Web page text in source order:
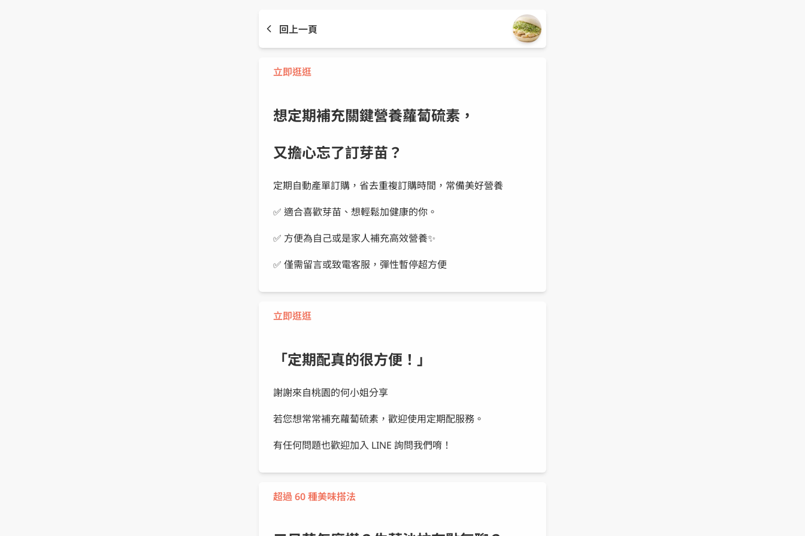
回上一頁
立即逛逛
想定期補充關鍵營養蘿蔔硫素，
又擔心忘了訂芽苗？
定期自動產單訂購，省去重複訂購時間，常備美好營養
✅ 適合喜歡芽苗、想輕鬆加健康的你。
✅ 方便為自己或是家人補充高效營養✨
✅ 僅需留言或致電客服，彈性暫停超方便
立即逛逛
「定期配真的很方便！」
謝謝來自桃園的何小姐分享
若您想常常補充蘿蔔硫素，歡迎使用定期配服務。
有任何問題也歡迎加入 LINE 詢問我們唷！
超過 60 種美味搭法